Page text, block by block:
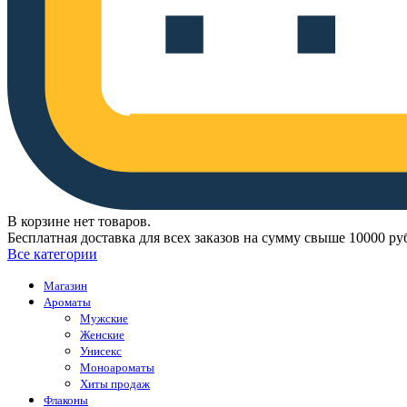
В корзине нет товаров.
Бесплатная доставка для всех заказов на сумму свыше 10000
Все категории
Магазин
Ароматы
Мужские
Женские
Унисекс
Моноароматы
Хиты продаж
Флаконы